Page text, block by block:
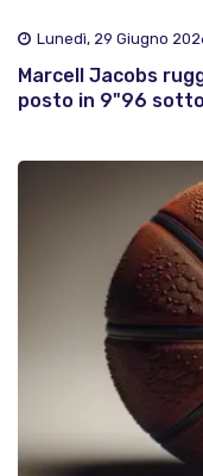
Lunedì, 29 Giugno
Marcell Jacobs
posto in 9"96